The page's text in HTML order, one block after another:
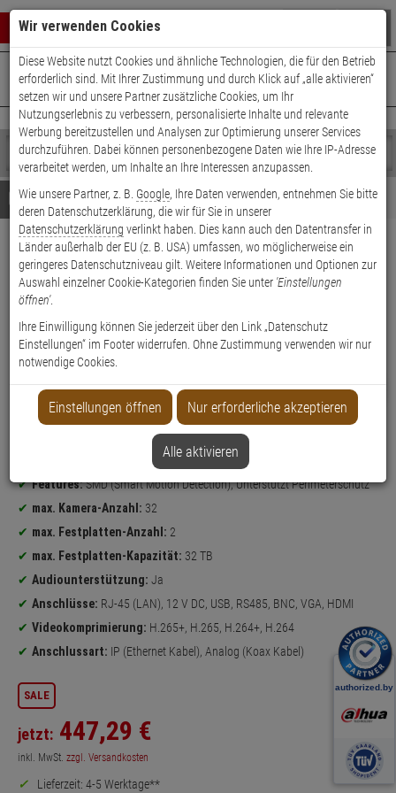
Warenkorb schließen
0 ARTIKEL IM WARENKORB
Ihr Warenkorb ist momentan leer.
Ergebnisse ()
Shop
durchsuchen
Bitte
geben
Sie
mindestens
Zeichen
ein,
um
Suche
Es
wurde
noch
Kategorien
Suche
gestartet
+49 (0)821 899 493-0Mo. - Do.: 8:00 - 16:30 | Fr.: 8:00 - 14:00 Uhr
Kontaktservice nutzen
Details Beratung Beliebte 4K Ultra HD Artikel
Dahua XVR5216AN-4KL-I3/T
16-Kanal DVR 4K
Produktmerkmale
NEU
(4K Ultra HD max. Bildauflösung)
Features:SMD (Smart Motion Detection), Unterstützt Perimeterschutz
max. Kamera-Anzahl: 32
max. Festplatten-Anzahl: 2
max. Festplatten-Kapazität: 32 TB
Audiounterstützung: Ja
Anschlüsse: RJ-45 (LAN), 12 V DC, USB, RS485, BNC, VGA, HDMI
Videokomprimierung: H.265+, H.265, H.264+, H.264
Anschlussart: IP (Ethernet Kabel), Analog (Koax Kabel)
SALE
jetzt: 447,29 €
inkl. MwSt. zzgl. Versandkosten
Lieferzeit: 4-5 Werktage**
Wir verwenden Cookies
Diese Website nutzt Cookies und ähnliche Technologien, die für den Betrieb
erforderlich sind. Mit Ihrer Zustimmung und durch Klick auf „alle aktivieren“
setzen wir und unsere Partner zusätzliche Cookies, um Ihr
Nutzungserlebnis zu verbessern, personalisierte Inhalte und relevante
Werbung bereitzustellen und Analysen zur Optimierung unserer Services
durchzuführen. Dabei können personenbezogene Daten wie Ihre IP-Adresse
verarbeitet werden, um Inhalte an Ihre Interessen anzupassen.
Wie unsere Partner, z. B. Google, Ihre Daten verwenden, entnehmen Sie bitte
deren Datenschutzerklärung, die wir für Sie in unserer
Datenschutzerklärung verlinkt haben. Dies kann auch den Datentransfer in
Länder außerhalb der EU (z. B. USA) umfassen, wo möglicherweise ein
geringeres Datenschutzniveau gilt. Weitere Informationen und Optionen zur
Auswahl einzelner Cookie-Kategorien finden Sie unter 'Einstellungen
öffnen'.
Ihre Einwilligung können Sie jederzeit über den Link „Datenschutz
Einstellungen“ im Footer widerrufen. Ohne Zustimmung verwenden wir nur
notwendige Cookies.
Einstellungen öffnen Nur erforderliche akzeptieren
Alle aktivieren